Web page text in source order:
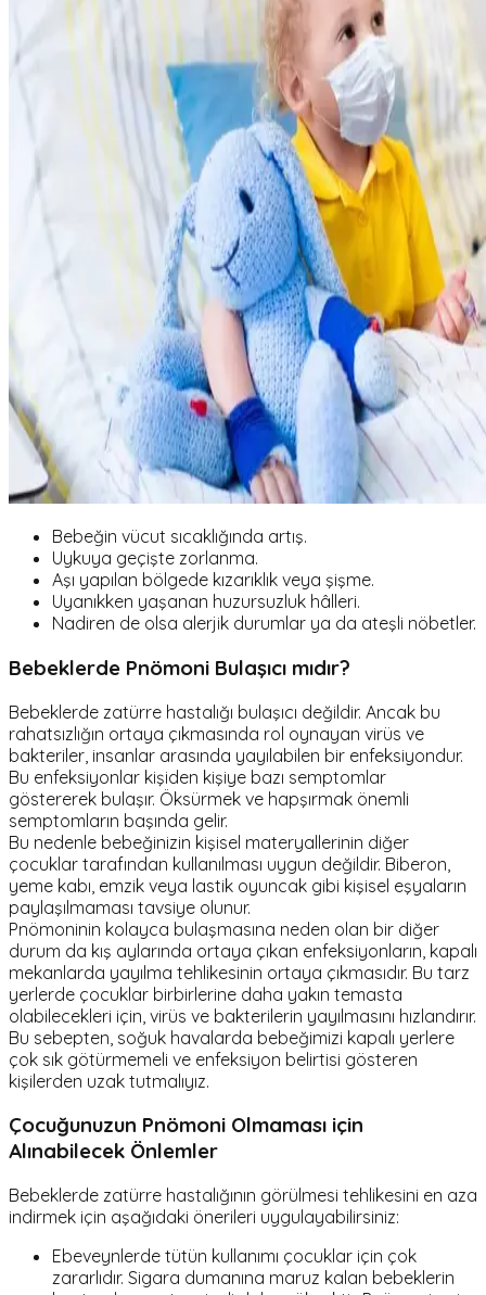
Bebeğin vücut sıcaklığında artış.
Uykuya geçişte zorlanma.
Aşı yapılan bölgede kızarıklık veya şişme.
Uyanıkken yaşanan huzursuzluk hâlleri.
Nadiren de olsa alerjik durumlar ya da ateşli nöbetler.
Bebeklerde Pnömoni Bulaşıcı mıdır?
Bebeklerde zatürre hastalığı bulaşıcı değildir. Ancak bu
rahatsızlığın ortaya çıkmasında rol oynayan virüs ve
bakteriler, insanlar arasında yayılabilen bir enfeksiyondur.
Bu enfeksiyonlar kişiden kişiye bazı semptomlar
göstererek bulaşır. Öksürmek ve hapşırmak önemli
semptomların başında gelir.
Bu nedenle bebeğinizin kişisel materyallerinin diğer
çocuklar tarafından kullanılması uygun değildir. Biberon,
yeme kabı, emzik veya lastik oyuncak gibi kişisel eşyaların
paylaşılmaması tavsiye olunur.
Pnömoninin kolayca bulaşmasına neden olan bir diğer
durum da kış aylarında ortaya çıkan enfeksiyonların, kapalı
mekanlarda yayılma tehlikesinin ortaya çıkmasıdır. Bu tarz
yerlerde çocuklar birbirlerine daha yakın temasta
olabilecekleri için, virüs ve bakterilerin yayılmasını hızlandırır.
Bu sebepten, soğuk havalarda bebeğimizi kapalı yerlere
çok sık götürmemeli ve enfeksiyon belirtisi gösteren
kişilerden uzak tutmalıyız.
Çocuğunuzun Pnömoni Olmaması için
Alınabilecek Önlemler
Bebeklerde zatürre hastalığının görülmesi tehlikesini en aza
indirmek için aşağıdaki önerileri uygulayabilirsiniz:
Ebeveynlerde tütün kullanımı çocuklar için çok
zararlıdır. Sigara dumanına maruz kalan bebeklerin